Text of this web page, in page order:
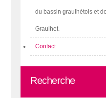
du bassin graulhétois et
Graulhet.
Contact
Recherche